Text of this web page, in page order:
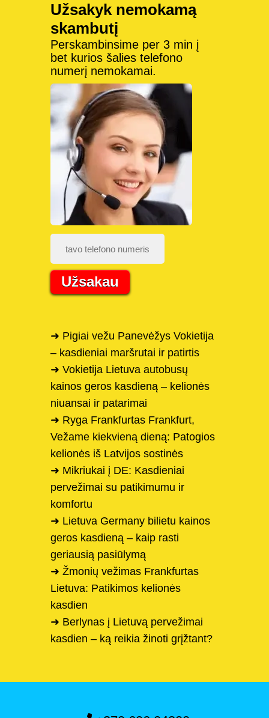
Užsakyk nemokamą
skambutį
Perskambinsime per 3 min į
bet kurios šalies telefono
numerį nemokamai.
Užsakau
➜ Pigiai vežu Panevėžys Vokietija
– kasdieniai maršrutai ir patirtis
➜ Vokietija Lietuva autobusų
kainos geros kasdieną – kelionės
niuansai ir patarimai
➜ Ryga Frankfurtas Frankfurt,
Vežame kiekvieną dieną: Patogios
kelionės iš Latvijos sostinės
➜ Mikriukai į DE: Kasdieniai
pervežimai su patikimumu ir
komfortu
➜ Lietuva Germany bilietu kainos
geros kasdieną – kaip rasti
geriausią pasiūlymą
➜ Žmonių vežimas Frankfurtas
Lietuva: Patikimos kelionės
kasdien
➜ Berlynas į Lietuvą pervežimai
kasdien – ką reikia žinoti grįžtant?